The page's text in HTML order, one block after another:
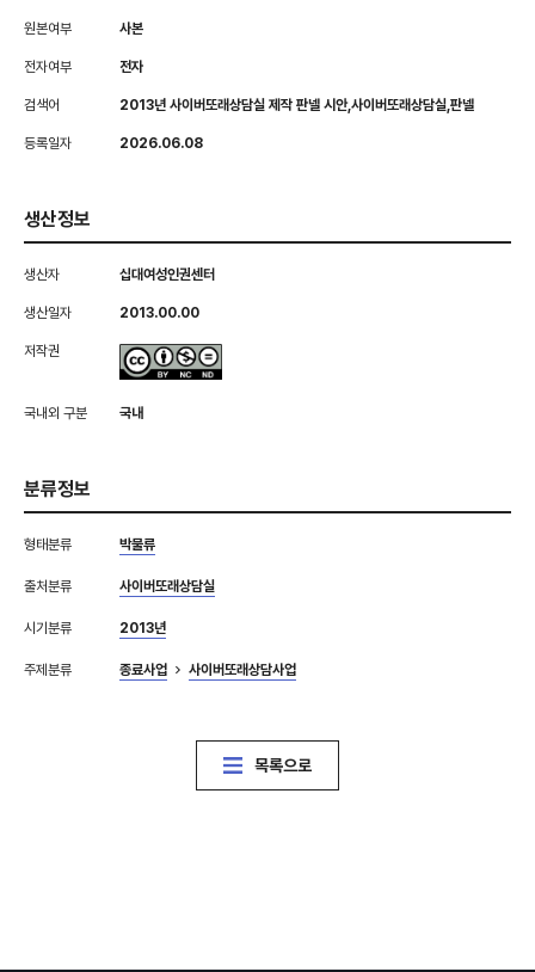
원본여부 사본
전자여부 전자
검색어 2013년 사이버또래상담실 제작 판넬 시안,사이버또래상담실,판넬
등록일자 2026.06.08
생산정보
생산자 십대여성인권센터
생산일자 2013.00.00
저작권
국내외 구분 국내
분류정보
형태분류 박물류
출처분류 사이버또래상담실
시기분류 2013년
주제분류 종료사업 사이버또래상담사업
목록으로